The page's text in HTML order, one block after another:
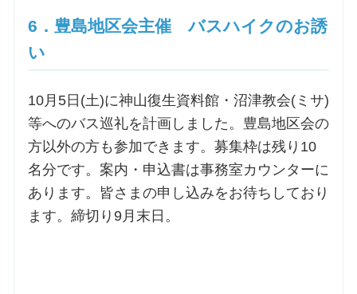
6．豊島地区会主催 バスハイクのお誘
い
10月5日(土)に神山復生資料館・沼津教会(ミサ)
等へのバス巡礼を計画しました。豊島地区会の
方以外の方も参加できます。募集枠は残り10
名分です。案内・申込書は事務室カウンターに
あります。皆さまの申し込みをお待ちしており
ます。締切り9月末日。